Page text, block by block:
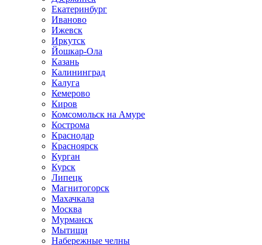
Екатеринбург
Иваново
Ижевск
Иркутск
Йошкар-Ола
Казань
Калининград
Калуга
Кемерово
Киров
Комсомольск на Амуре
Кострома
Краснодар
Красноярск
Курган
Курск
Липецк
Магнитогорск
Махачкала
Москва
Мурманск
Мытищи
Набережные челны